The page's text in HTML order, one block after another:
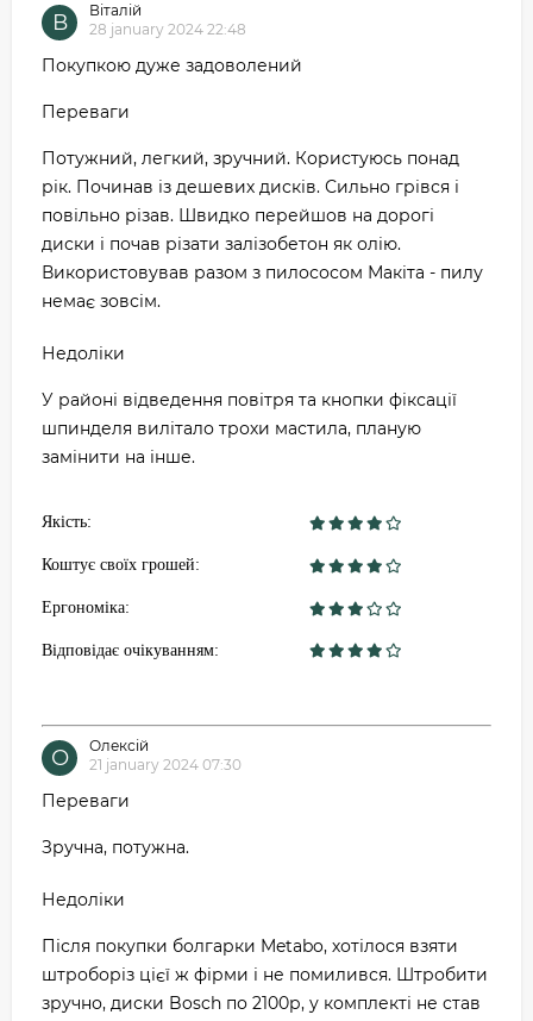
В
Віталій
28 january 2024 22:48
Покупкою дуже задоволений
Переваги
Потужний, легкий, зручний. Користуюсь понад
рік. Починав із дешевих дисків. Сильно грівся і
повільно різав. Швидко перейшов на дорогі
диски і почав різати залізобетон як олію.
Використовував разом з пилососом Макіта - пилу
немає зовсім.
Недоліки
У районі відведення повітря та кнопки фіксації
шпинделя вилітало трохи мастила, планую
замінити на інше.
Якість:
Коштує своїх грошей:
Ергономіка:
Відповідає очікуванням:
О
Олексій
21 january 2024 07:30
Переваги
Зручна, потужна.
Недоліки
Після покупки болгарки Metabo, хотілося взяти
штроборіз цієї ж фірми і не помилився. Штробити
зручно, диски Bosch по 2100р, у комплекті не став